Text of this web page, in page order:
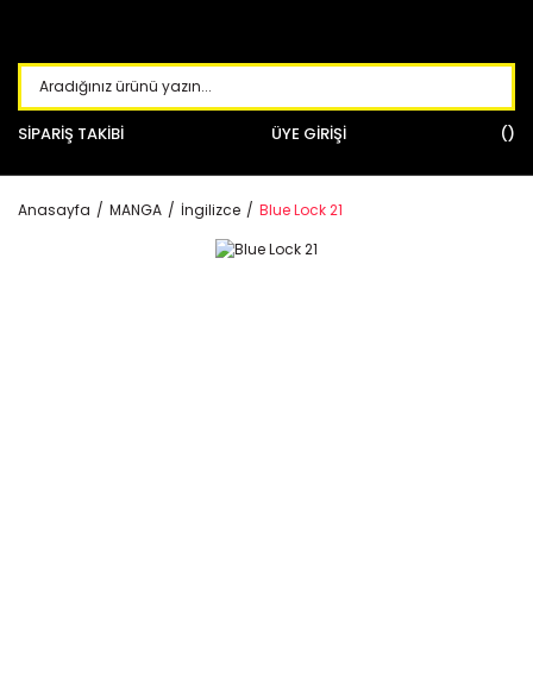
SİPARİŞ TAKİBİ ÜYE GİRİŞİ
Anasayfa MANGA İngilizce Blue Lock 21